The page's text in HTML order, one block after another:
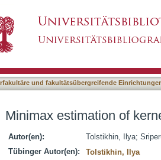
und fakultätsübergreifende
Minimax estimation of
Autor(en): Tolstikhin, Ilya;
Tübinger Autor(en):
Tolstikhin, Ilya